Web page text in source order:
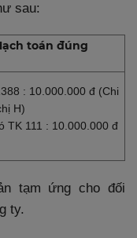
sau:
toán đúng
: 10.000.000 đ (Chi
H)
TK 111 : 10.000.000 đ
tạm ứng cho đối
ty.